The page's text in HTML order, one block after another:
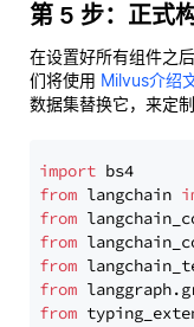
第 5 步：正式
在设置好所有组件之
们将使用 Milvus介绍
数据集替换它，来定
import
from langchain
from
from
from
from
from